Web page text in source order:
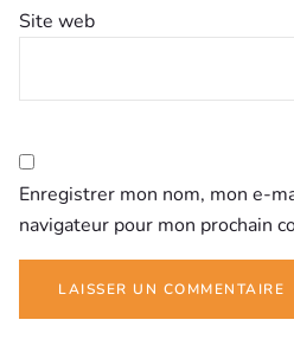
Site web
Enregistrer mon nom, mon e-
navigateur pour mon prochain